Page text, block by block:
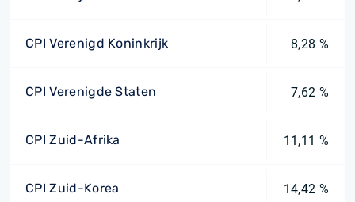
CPI Verenigd Koninkrijk 8,28 %
CPI Verenigde Staten 7,62 %
CPI Zuid-Afrika 11,11 %
CPI Zuid-Korea 14,42 %